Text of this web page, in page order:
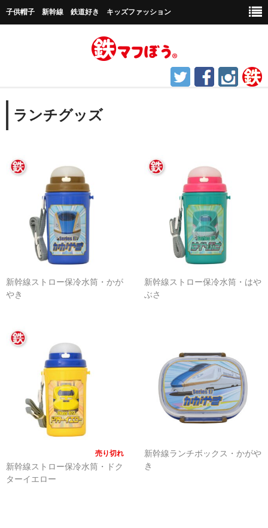
子供帽子 新幹線 鉄道好き キッズファッション
キャップ帽子
新幹線シリーズ
貨物シリーズ
チャギントンシリーズ
アドバンスシリーズ
私鉄・在来線シリーズ（冬）
ヘルメット
くつ下
新幹線シリーズ
貨物列車シリーズ
ふみきりシリーズ
ランチグッズ
新幹線ストロー保冷水筒・かが
やき
新幹線ストロー保冷水筒・はや
ぶさ
売り切れ
新幹線ストロー保冷水筒・ドク
ターイエロー
新幹線ランチボックス・かがや
き